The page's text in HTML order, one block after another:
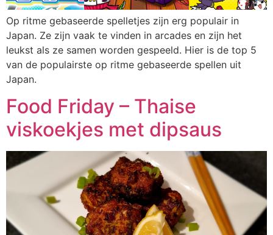
Op ritme gebaseerde spelletjes zijn erg populair in
Japan. Ze zijn vaak te vinden in arcades en zijn het
leukst als ze samen worden gespeeld. Hier is de top 5
van de populairste op ritme gebaseerde spellen uit
Japan.
Food Friday – Thaise
viskoekjes met dipsaus